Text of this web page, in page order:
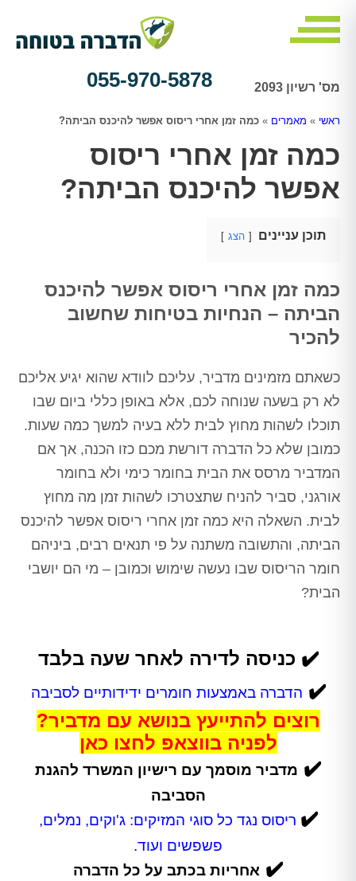
מס' רשיון 2093 055-970-5878
ראשי » מאמרים » כמה זמן אחרי ריסוס אפשר להיכנס הביתה?
כמה זמן אחרי ריסוס
אפשר להיכנס הביתה?
תוכן עניינים הצג
כמה זמן אחרי ריסוס אפשר להיכנס
הביתה – הנחיות בטיחות שחשוב
להכיר
כשאתם מזמינים מדביר, עליכם לוודא שהוא יגיע אליכם
לא רק בשעה שנוחה לכם, אלא באופן כללי ביום שבו
תוכלו לשהות מחוץ לבית ללא בעיה למשך כמה שעות.
כמובן שלא כל הדברה דורשת מכם כזו הכנה, אך אם
המדביר מרסס את הבית בחומר כימי ולא בחומר
אורגני, סביר להניח שתצטרכו לשהות זמן מה מחוץ
לבית. השאלה היא כמה זמן אחרי ריסוס אפשר להיכנס
הביתה, והתשובה משתנה על פי תנאים רבים, ביניהם
חומר הריסוס שבו נעשה שימוש וכמובן – מי הם יושבי
הבית?
✔️ כניסה לדירה לאחר שעה בלבד
✔️ הדברה באמצעות חומרים ידידותיים לסביבה
רוצים להתייעץ בנושא עם מדביר?
לפניה בווצאפ לחצו כאן
✔️ מדביר מוסמך עם רישיון המשרד להגנת
הסביבה
✔️ ריסוס נגד כל סוגי המזיקים: ג'וקים, נמלים,
פשפשים ועוד.
✔️ אחריות בכתב על כל הדברה